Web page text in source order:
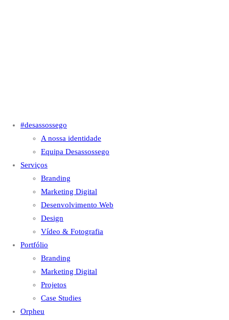
#desassossego
A nossa identidade
Equipa Desassossego
Serviços
Branding
Marketing Digital
Desenvolvimento Web
Design
Vídeo & Fotografia
Portfólio
Branding
Marketing Digital
Projetos
Case Studies
Orpheu